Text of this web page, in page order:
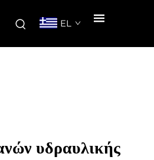
EL
υδραυλικής